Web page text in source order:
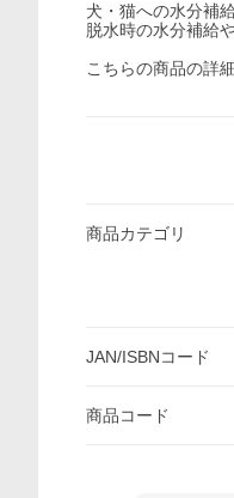
犬・猫への水分補
脱水時の水分補給
こちらの商品の詳
商品カテゴリ
JAN/ISBNコード
商品コード